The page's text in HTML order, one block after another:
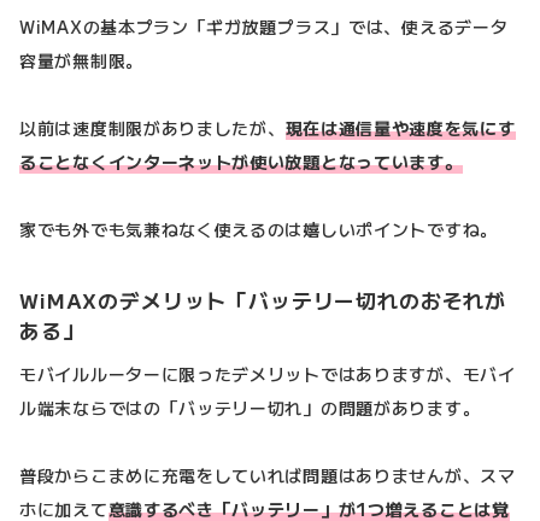
WiMAXの基本プラン「ギガ放題プラス」では、使えるデータ
容量が無制限。
以前は速度制限がありましたが、 現在は通信量や速度を気にす
ることなくインターネットが使い放題となっています。
家でも外でも気兼ねなく使えるのは嬉しいポイントですね。
WiMAXのデメリット「バッテリー切れのおそれが
ある」
モバイルルーターに限ったデメリットではありますが、モバイ
ル端末ならではの「バッテリー切れ」の問題があります。
普段からこまめに充電をしていれば問題はありませんが、スマ
ホに加えて意識するべき「バッテリー」が1つ増えることは覚